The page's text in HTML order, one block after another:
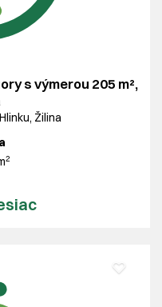
s výmerou 205 m²,
Žilina
2